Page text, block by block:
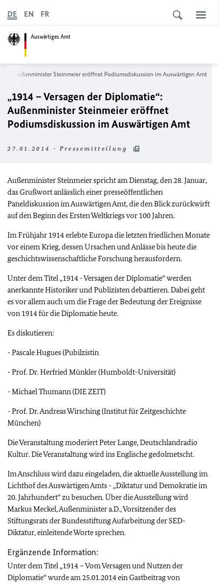
Auswärtiges Amt
DE EN FR
Außenminister Steinmeier eröffnet Podiumsdiskussion im Auswärtigen Amt
„1914 – Versagen der Diplomatie“:
Außenminister Steinmeier eröffnet
Podiumsdiskussion im Auswärtigen Amt
27.01.2014 - Pressemitteilung
Außenminister Steinmeier spricht am Dienstag, den 28. Januar,
das Grußwort anlässlich einer presseöffentlichen
Paneldiskussion im Auswärtigen Amt, die den Blick zurückwirft
auf den Beginn des Ersten Weltkriegs vor 100 Jahren.
Im Frühjahr 1914 erlebte Europa die letzten friedlichen Monate
vor einem Krieg, dessen Ursachen und Anlässe bis heute die
geschichtswissenschaftliche Forschung herausfordern.
Unter dem Titel „1914 - Versagen der Diplomatie“ werden
anerkannte Historiker und Publizisten debattieren. Dabei geht
es vor allem auch um die Frage der Bedeutung der Ereignisse
von 1914 für die Diplomatie heute.
Es diskutieren:
- Pascale Hugues (Pubilzistin
- Prof. Dr. Herfried Münkler (Humboldt-Universität)
- Michael Thumann (DIE ZEIT)
- Prof. Dr. Andreas Wirsching (Institut für Zeitgeschichte
München)
Die Veranstaltung moderiert Peter Lange, Deutschlandradio
Kultur. Die Veranstaltung wird ins Englische gedolmetscht.
Im Anschluss wird dazu eingeladen, die aktuelle Ausstellung im
Lichthof des Auswärtigen Amts - „Diktatur und Demokratie im
20. Jahrhundert“ zu besuchen. Über die Ausstellung wird
Markus Meckel, Außenminister a.D., Vorsitzender des
Stiftungsrats der Bundesstiftung Aufarbeitung der SED-
Diktatur, einleitende Worte sprechen.
Ergänzende Information:
Unter dem Titel „1914 – Vom Versagen und Nutzen der
Diplomatie“ wurde am 25.01.2014 ein Gastbeitrag von